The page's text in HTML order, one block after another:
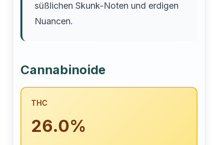
süßlichen Skunk-Noten und erdigen
Nuancen.
Cannabinoide
THC
26.0%